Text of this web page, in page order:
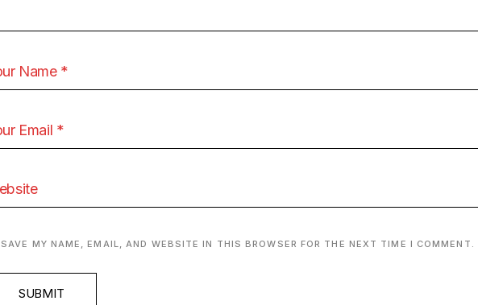
SAVE MY NAME, EMAIL, AND WEBSITE IN THIS BROWSER FOR THE NEXT TIME I COMMENT.
SUBMIT